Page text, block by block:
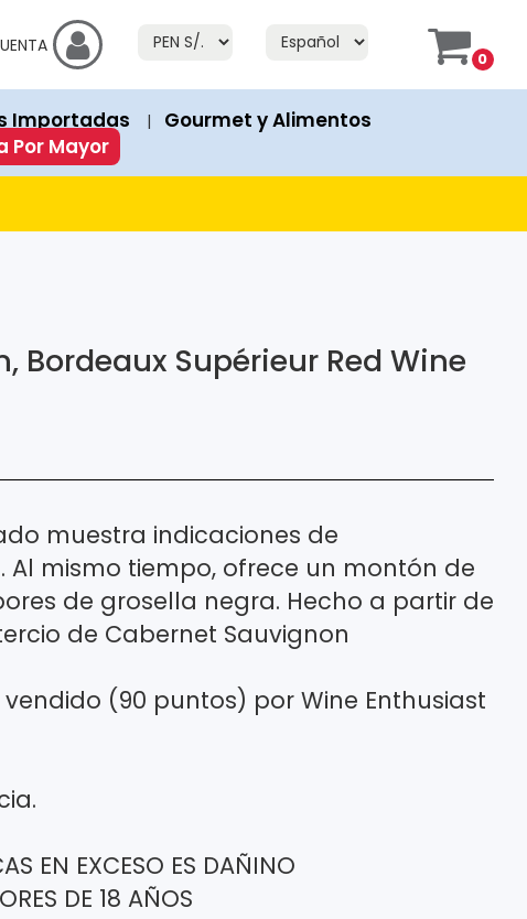
of Stock" or "Fuera de Stock". If a product has an "Add to
prices in both currencies.
promotion or discount. Discounted products show both the
0
Importadas | Gourmet y Alimentos
Por Mayor
Bordeaux Supérieur Red Wine
muestra indicaciones de
Al mismo tiempo, ofrece un montón de
de grosella negra. Hecho a partir de
de Cabernet Sauvignon
(90 puntos) por Wine Enthusiast
EN EXCESO ES DAÑINO
DE 18 AÑOS